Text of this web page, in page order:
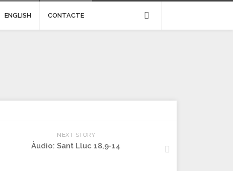
ENGLISH CONTACTE
NEXT STORY
Àudio: Sant Lluc 18,9-14